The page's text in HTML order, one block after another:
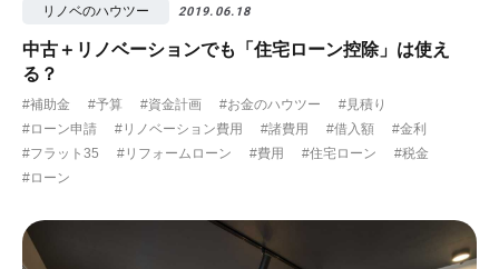
リノベのハウツー 2019.06.18
中古＋リノベーションでも「住宅ローン控除」は使え
る？
#補助金 #予算 #資金計画 #お金のハウツー
#見積り
#ローン申請
#リノベーション費用 #諸費用 #借入額
#金利
#フラット35
#リフォームローン #費用 #住宅ローン
#税金
#ローン